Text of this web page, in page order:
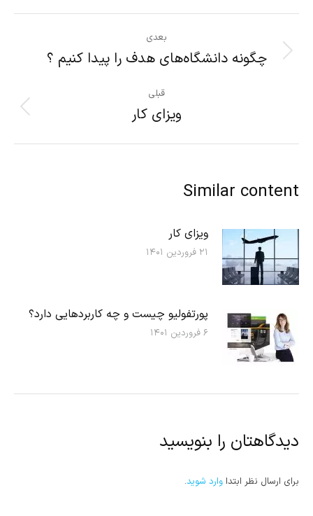
مطلب
قبلی
پست
ویزای کار
بعدی
نوشته
چگونه دانشگاه‌های هدف را پیدا کنیم ؟
Similar content
ویزای کار
۲۱ فروردین ۱۴۰۱
پورتفوليو چیست و چه کاربردهایی دارد؟
۶ فروردین ۱۴۰۱
دیدگاهتان را بنویسید
برای ارسال نظر ابتدا وارد شوید.